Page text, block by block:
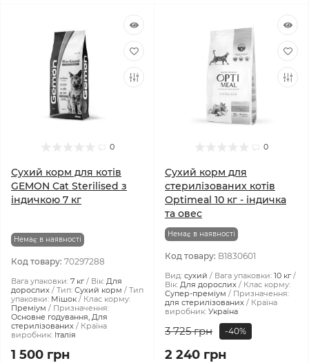
0
Сухий корм для котів
GEMON Cat Sterilised з
індичкою 7 кг
Немає в наявності
Код товару: 70297288
Вага упаковки: 7 кг Вік: Для
дорослих
Тип: Сухий корм
Тип
упаковки: Мішок
Клас корму:
Преміум
Призначення:
Основне годування, Для
стерилізованих
Країна
виробник: Італія
1 500 грн
0
Сухий корм для
стерилізованих котів
Optimeal 10 кг - індичка
та овес
Немає в наявності
Код товару: B1830601
Вид: сухий Вага упаковки: 10 кг
Вік: Для дорослих
Клас корму:
Супер-преміум
Призначення:
для стерилізованих
Країна
виробник: Україна
3 725 грн -40%
2 240 грн